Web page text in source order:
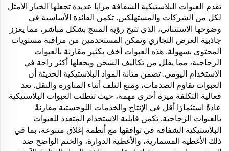
تقدم العبوات البلاستيكية الشفافة مزايا عديدة تجعلها الخيار الأمثل
لكل من الشركات والمستهلكين. تكمن الفائدة الأساسية في
وضوحها الاستثنائي، الذي تتيح رؤية المنتج بشكل مباشر، مما يعزز
جاذبية العرض التجاري وتمكن المستخدمين من مراقبة مستويات
المحتوى بسهولة. هذه العبوات أخف بكثير مقارنة بالعبوات
الزجاجية، مما يقلل من تكاليف الشحن ويجعلها أكثر راحة في
الاستخدام اليومي. تضمن متانة المواد البلاستيكية الحديثة أن
العبوات تقاوم الصدمات، ومنع التلف أثناء المناورة والنقل. تعد
فعالية التكلفة ميزة أخرى مهمة، حيث تتطلب العبوات البلاستيكية
عادةً استثمارًا أقل في الإنتاج والخدمات اللوجستية مقارنةً
بالعبوات الزجاجية. تكمن قابلية الاستخدام المتعدد للعبوات
البلاستيكية الشفافة في توافقها مع أنظمة إغلاق متنوعة، بما في
ذلك الأغطية المسمارية، والأغطية الدوارة، والختم الواضح ضد